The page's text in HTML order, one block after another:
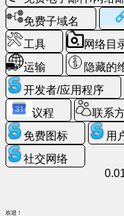
联
系
方
式
游
戏
搜
免费子域名
工具
网络目
运输
隐藏的
开发者/应用程序
议程
联系
免费图标
用
社交网络
欢迎！